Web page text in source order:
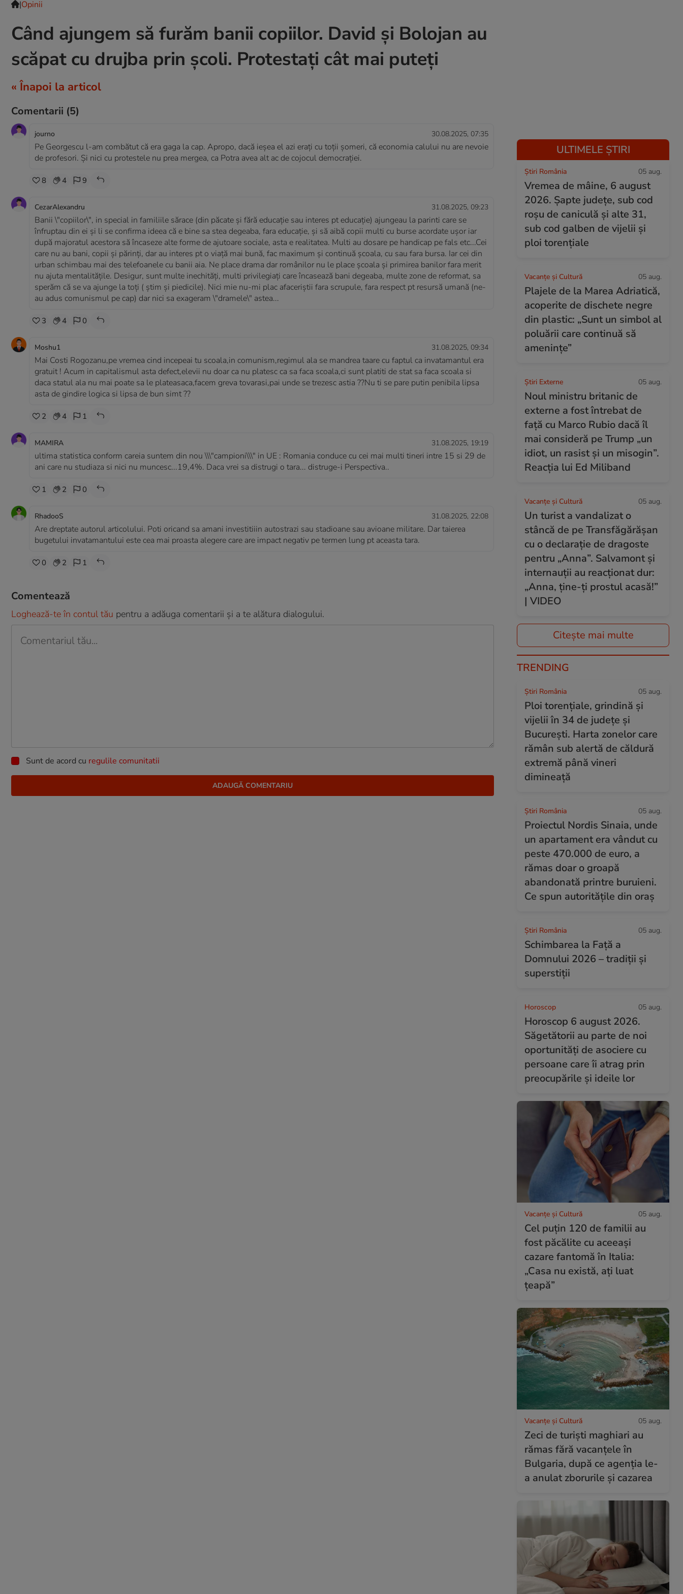
|Opinii
Când ajungem să furăm banii copiilor. David și Bolojan au
scăpat cu drujba prin școli. Protestați cât mai puteți
« Înapoi la articol
Comentarii (5)
journo 30.08.2025, 07:35
Pe Georgescu l-am combătut că era gaga la cap. Apropo, dacă ieșea el azi erați cu toții șomeri, că economia calului nu are nevoie
de profesori. Și nici cu protestele nu prea mergea, ca Potra avea alt ac de cojocul democrației.
8 4 9
CezarAlexandru 31.08.2025, 09:23
Banii \"copiilor\", in special in familiile sărace (din păcate și fără educație sau interes pt educație) ajungeau la parinti care se
înfruptau din ei și li se confirma ideea că e bine sa stea degeaba, fara educație, și să aibă copii multi cu burse acordate ușor iar
după majoratul acestora să încaseze alte forme de ajutoare sociale, asta e realitatea. Multi au dosare pe handicap pe fals etc...Cei
care nu au bani, copii și părinți, dar au interes pt o viață mai bună, fac maximum și continuă școala, cu sau fara bursa. Iar cei din
urban schimbau mai des telefoanele cu banii aia. Ne place drama dar românilor nu le place școala și primirea banilor fara merit
nu ajuta mentalitățile. Desigur, sunt multe inechități, multi privilegiați care încasează bani degeaba, multe zone de reformat, sa
sperăm că se va ajunge la toți ( știm și piedicile). Nici mie nu-mi plac afaceriștii fara scrupule, fara respect pt resursă umană (ne-
au adus comunismul pe cap) dar nici sa exageram \"dramele\" astea...
3 4 0
Moshu1 31.08.2025, 09:34
Mai Costi Rogozanu,pe vremea cind incepeai tu scoala,in comunism,regimul ala se mandrea taare cu faptul ca invatamantul era
gratuit ! Acum in capitalismul asta defect,elevii nu doar ca nu platesc ca sa faca scoala,ci sunt platiti de stat sa faca scoala si
daca statul ala nu mai poate sa le plateasaca,facem greva tovarasi,pai unde se trezesc astia ??Nu ti se pare putin penibila lipsa
asta de gindire logica si lipsa de bun simt ??
2 4 1
MAMIRA 31.08.2025, 19:19
ultima statistica conform careia suntem din nou \\\"campioni\\\" in UE : Romania conduce cu cei mai multi tineri intre 15 si 29 de
ani care nu studiaza si nici nu muncesc...19,4%. Daca vrei sa distrugi o tara... distruge-i Perspectiva..
1 2 0
RhadooS 31.08.2025, 22:08
Are dreptate autorul articolului. Poti oricand sa amani investitiiin autostrazi sau stadioane sau avioane militare. Dar taierea
bugetului invatamantului este cea mai proasta alegere care are impact negativ pe termen lung pt aceasta tara.
0 2 1
Comentează
Loghează-te în contul tău pentru a adăuga comentarii și a te alătura dialogului.
Sunt de acord cu regulile comunitatii
ULTIMELE ȘTIRI
Știri România 05 aug.
Vremea de mâine, 6 august
2026. Șapte județe, sub cod
roșu de caniculă și alte 31,
sub cod galben de vijelii și
ploi torențiale
Vacanțe și Cultură 05 aug.
Plajele de la Marea Adriatică,
acoperite de dischete negre
din plastic: „Sunt un simbol al
poluării care continuă să
amenințe”
Știri Externe 05 aug.
Noul ministru britanic de
externe a fost întrebat de
față cu Marco Rubio dacă îl
mai consideră pe Trump „un
idiot, un rasist și un misogin”.
Reacția lui Ed Miliband
Vacanțe și Cultură 05 aug.
Un turist a vandalizat o
stâncă de pe Transfăgărășan
cu o declarație de dragoste
pentru „Anna”. Salvamont și
internauții au reacționat dur:
„Anna, ține-ți prostul acasă!”
| VIDEO
Citește mai multe
TRENDING
Știri România 05 aug.
Ploi torențiale, grindină și
vijelii în 34 de județe și
București. Harta zonelor care
rămân sub alertă de căldură
extremă până vineri
dimineață
Știri România 05 aug.
Proiectul Nordis Sinaia, unde
un apartament era vândut cu
peste 470.000 de euro, a
rămas doar o groapă
abandonată printre buruieni.
Ce spun autoritățile din oraș
Știri România 05 aug.
Schimbarea la Față a
Domnului 2026 – tradiții și
superstiții
Horoscop 05 aug.
Horoscop 6 august 2026.
Săgetătorii au parte de noi
oportunități de asociere cu
persoane care îi atrag prin
preocupările și ideile lor
Vacanțe și Cultură 05 aug.
Cel puțin 120 de familii au
fost păcălite cu aceeași
cazare fantomă în Italia:
„Casa nu există, ați luat
țeapă”
Vacanțe și Cultură 05 aug.
Zeci de turiști maghiari au
rămas fără vacanțele în
Bulgaria, după ce agenția le-
a anulat zborurile și cazarea